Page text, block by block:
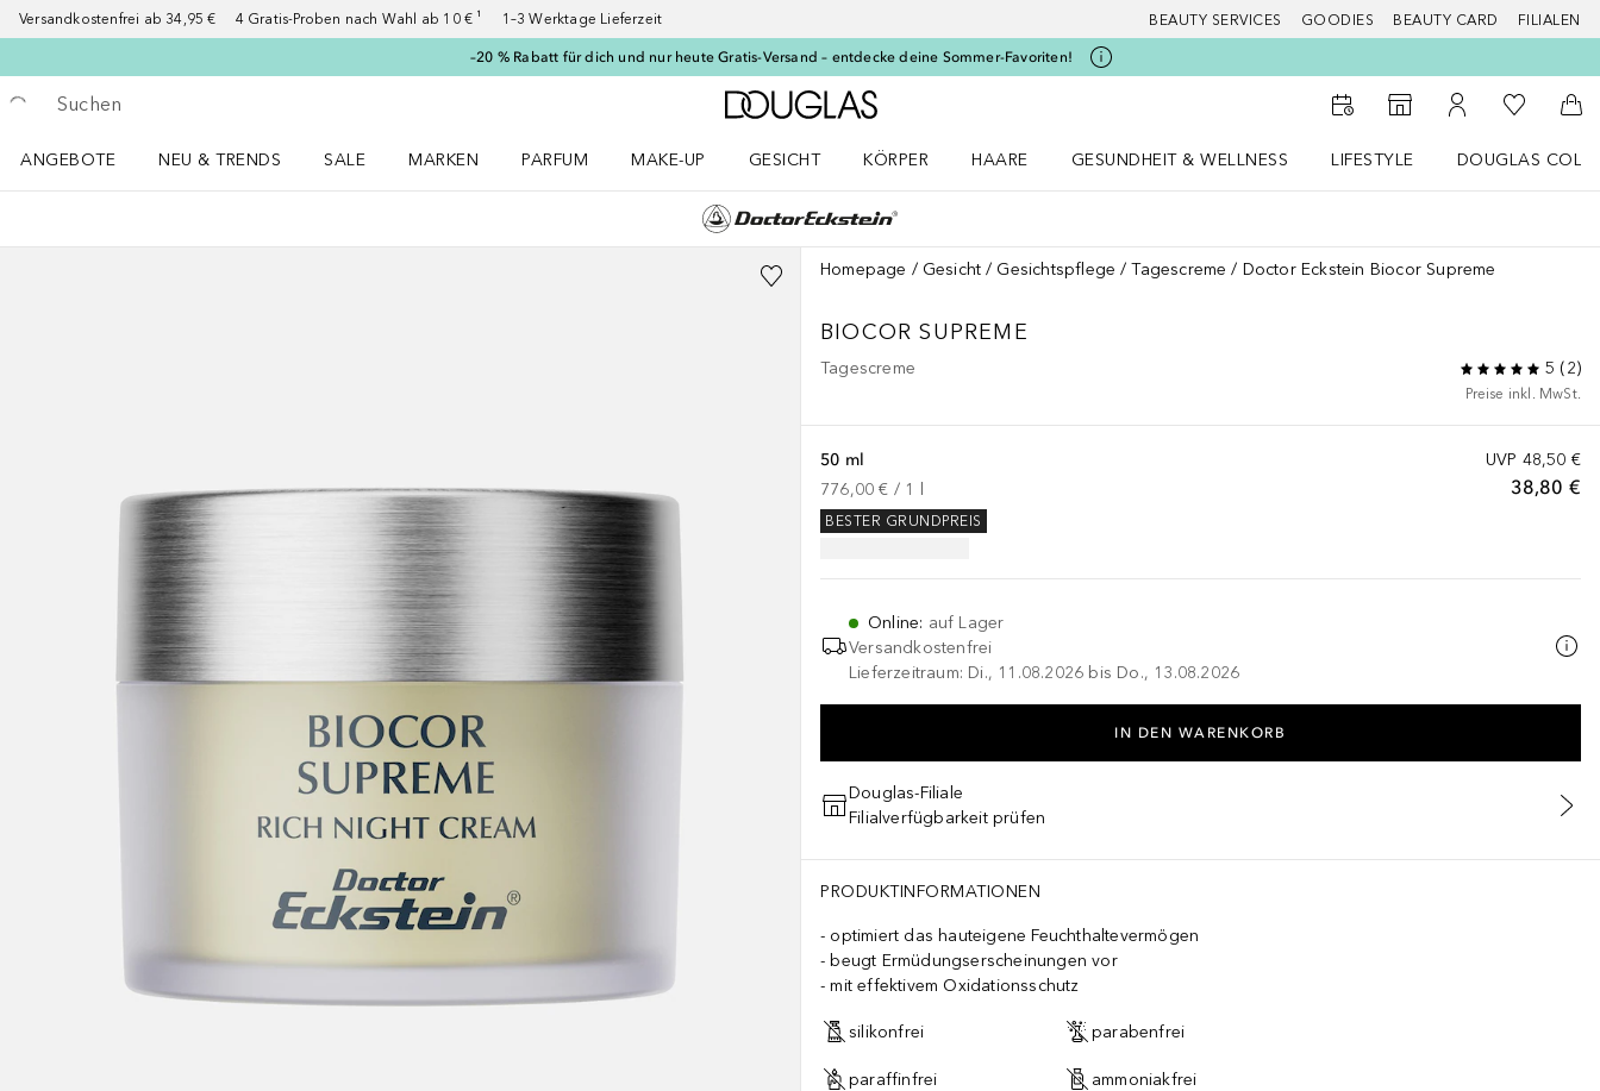
Versandkostenfrei ab 34,95 € 4 Gratis-Proben nach Wahl ab 10 € ¹ 1–3 Werktage Lieferzeit BEAUTY SERVICES GOODIES BEAUTY CARD FILIALEN
–20 % Rabatt für dich und nur heute Gratis-Versand – entdecke deine Sommer-Favoriten!
Gehe zurück
Suche ausführen
Zur Douglas Startseite
Zum Storefinder
Zu Meinem
Zu Meiner
ANGEBOTE
NEU & TRENDS
SALE
MARKEN
PARFUM
MAKE-UP
GESICHT
KÖRPER
HAARE
GESUNDHEIT & WELLNESS
LIFESTYLE
DOUGLAS
Homepage Gesicht Gesichtspflege Tagescreme Doctor Eckstein Biocor Supreme
BIOCOR SUPREME
Tagescreme 5 (2)
Preise inkl. MwSt.
UVP 48,50 €
38,80 €
50 ml
776,00 € / 1
BESTER GRUNDPREIS
Online: auf Lager
Versandkostenfrei
Lieferzeitraum: Di., 11.08.2026 bis Do., 13.08.2026
IN DEN WARENKORB
Douglas-Filiale
Filialverfügbarkeit prüfen
PRODUKTINFORMATIONEN
optimiert das hauteigene Feuchthaltevermögen
beugt Ermüdungserscheinungen vor
mit effektivem Oxidationsschutz
silikonfrei parabenfrei
paraffinfrei ammoniakfrei